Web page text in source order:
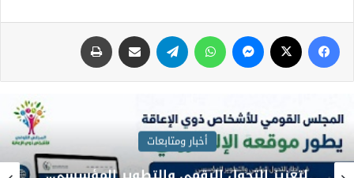
أخبار ومتابعات